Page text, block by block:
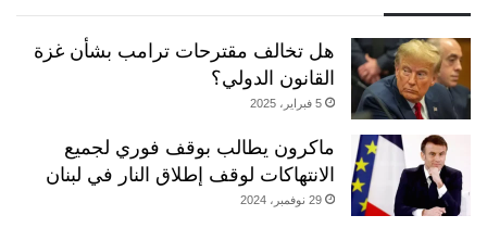
هل تخالف مقترحات ترامب بشأن غزة
القانون الدولي؟
5 فبراير، 2025
ماكرون يطالب بوقف فوري لجميع
الانتهاكات لوقف إطلاق النار في لبنان
29 نوفمبر، 2024